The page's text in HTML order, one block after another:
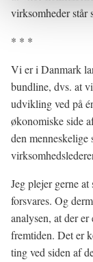
virksomheder
* * *
Vi er i Danmark
bundline, dvs. at
udvikling ved på
økonomiske side
den menneskelige
Jeg plejer gerne
forsvares. Og
analysen, at der
fremtiden. Det er
ting ved siden af